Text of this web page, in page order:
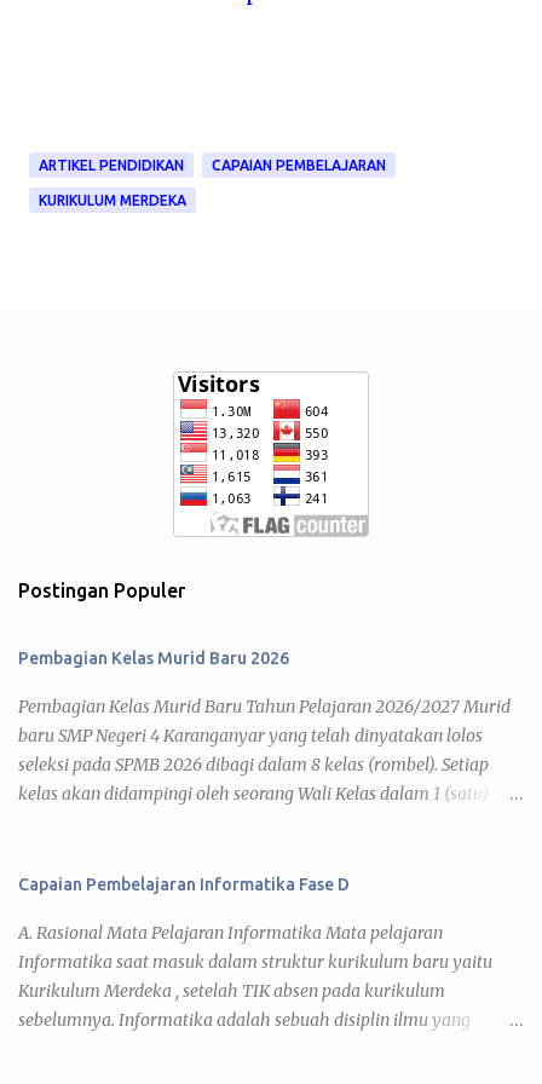
ARTIKEL PENDIDIKAN CAPAIAN PEMBELAJARAN
KURIKULUM MERDEKA
Postingan Populer
Pembagian Kelas Murid Baru 2026
Pembagian Kelas Murid Baru Tahun Pelajaran 2026/2027 Murid
baru SMP Negeri 4 Karanganyar yang telah dinyatakan lolos
seleksi pada SPMB 2026 dibagi dalam 8 kelas (rombel). Setiap
kelas akan didampingi oleh seorang Wali Kelas dalam 1 (satu)
pendidikan tahun pelajaran 2026/2027. Di bawah ini daftar
dapat kamu lihat pada link tiap kelas. 7 A 7 B 7 C 7 D 7 E 7 F 7 G 7
H Daftar Siswa Kelas VII A Wali Kelas : Umi Barokatun, S.Pd. No
Nama Siswa JK 1 ADITYA BISMA MAHARDIKA L 2 ADITYA JOVAN
EGI FAIRUZ L 3 AINA NUN KHOLIFAH P 4 ALFA RIZDIATHA
Capaian Pembelajaran Informatika Fase D
A. Rasional Mata Pelajaran Informatika Mata pelajaran
Informatika saat masuk dalam struktur kurikulum baru yaitu
Kurikulum Merdeka , setelah TIK absen pada kurikulum
sebelumnya. Informatika adalah sebuah disiplin ilmu yang